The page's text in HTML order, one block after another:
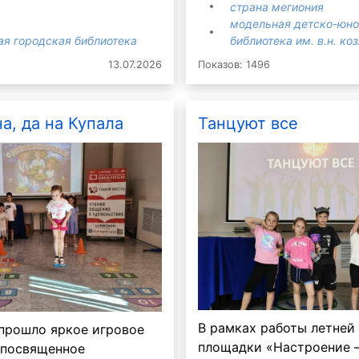
60 лет не возраст
Мурзилка
городская библиотека
13.07.2026
страна мегиония
модельная детско-
библиотека им. в.н.
Показов: 1496
да на Купала
яркое игровое
Танцуют все
В рамках работы летней
площадки «Настроение